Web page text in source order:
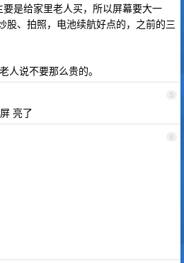
是给家里老人买，所以屏幕要大一
股、拍照，电池续航好点的，之前的三
人说不要那么贵的。
5
亮了
6